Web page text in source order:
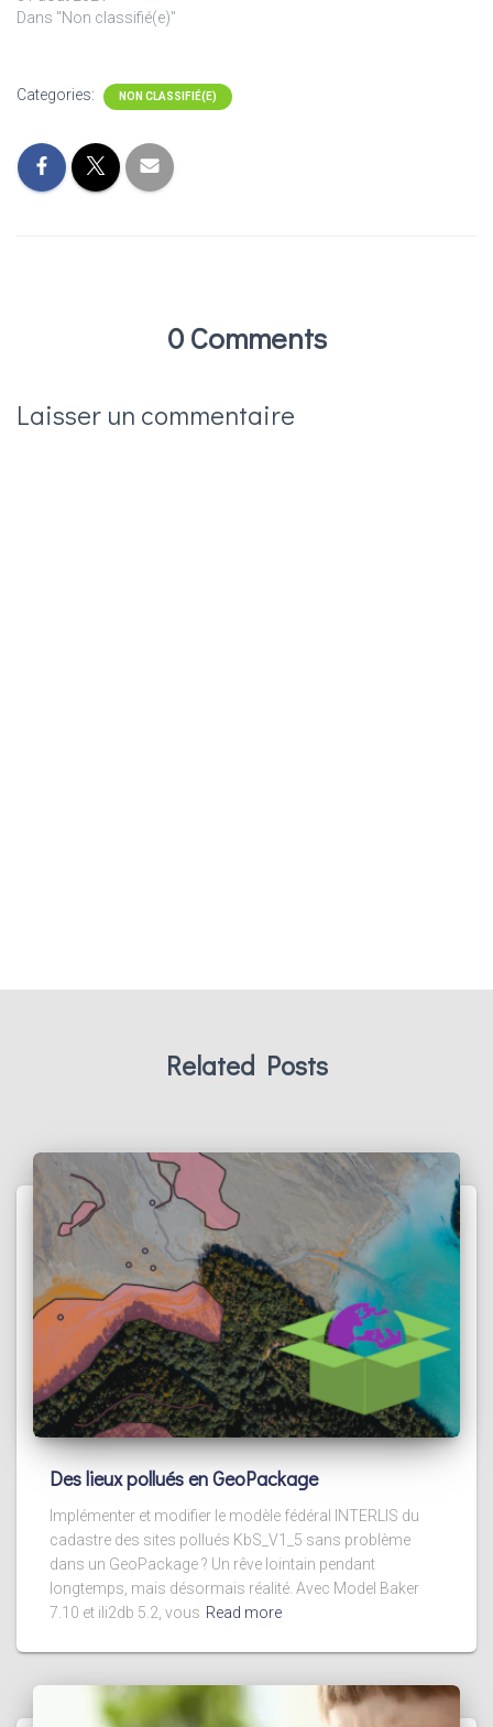
Dans "Non classifié(e)"
Categories: NON CLASSIFIÉ(E)
0 Comments
Laisser un commentaire
Related Posts
Des lieux pollués en GeoPackage
Implémenter et modifier le modèle fédéral INTERLIS du
cadastre des sites pollués KbS_V1_5 sans problème
dans un GeoPackage ? Un rêve lointain pendant
longtemps, mais désormais réalité. Avec Model Baker
7.10 et ili2db 5.2, vous Read more